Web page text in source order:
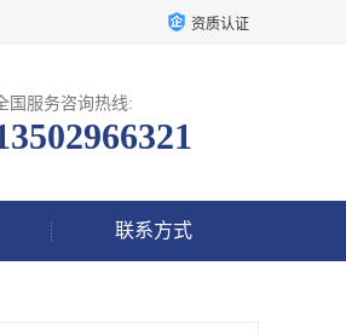
资质认证
国服务咨询热线:
联系方式